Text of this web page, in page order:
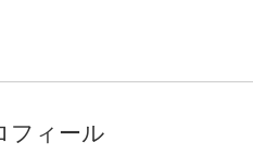
フィール